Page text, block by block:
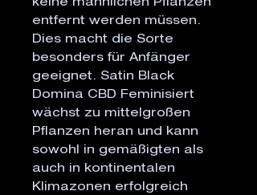
keine männlichen Pflanzen
entfernt werden müssen.
Dies macht die Sorte
besonders für Anfänger
geeignet. Satin Black
Domina CBD Feminisiert
wächst zu mittelgroßen
Pflanzen heran und kann
sowohl in gemäßigten als
auch in kontinentalen
Klimazonen erfolgreich